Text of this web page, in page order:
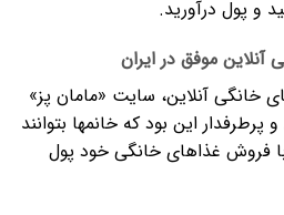
و پول درآورید.
موفق در ایران
خانگی آنلاین، سایت «مامان پز»
این بود که خانمها بتوانند
فروش غذاهای خانگی خود پول